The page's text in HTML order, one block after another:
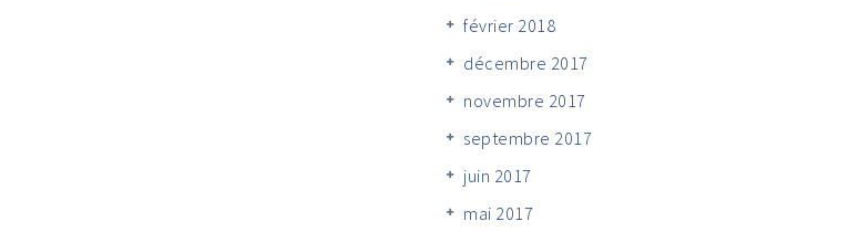
février 2018
décembre 2017
novembre 2017
septembre 2017
juin 2017
mai 2017